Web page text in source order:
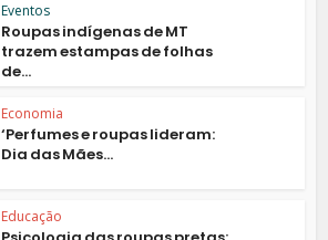
Eventos
Roupas indígenas de MT
trazem estampas de folhas
de...
Economia
‘Perfumes e roupas lideram:
Dia das Mães...
Educação